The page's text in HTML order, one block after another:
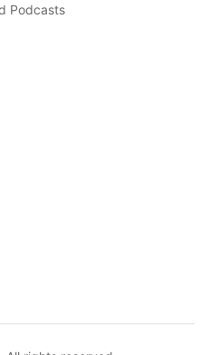
Podcasts